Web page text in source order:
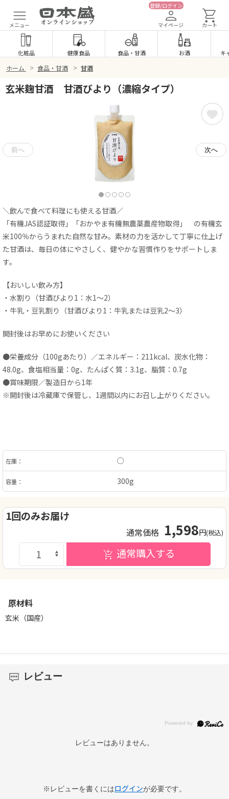
メニュー
登録/ログイン
マイページ カート
化粧品 健康食品 食品・ 甘酒 お酒 キ
ホーム > 食品・甘酒 > 甘酒
玄米麹甘酒 甘酒びより（濃縮タイプ）
＼飲んで食べて料理にも使える甘酒／
「有機JAS認証取得」「おかやま有機無農薬農産物取得」 の有機玄
米100％からうまれた自然な甘み。素材の力を活かして丁寧に仕上げ
た甘酒は、毎日の体にやさしく、健やかな習慣作りをサポートしま
す。
【おいしい飲み方】
・水割り（甘酒びより1：水1～2）
・牛乳・豆乳割り（甘酒びより1：牛乳または豆乳2～3）
開封後はお早めにお使いください
●栄養成分（100gあたり）／エネルギー：211kcal、炭水化物：
48.0g、食塩相当量：0g、たんぱく質：3.1g、脂質：0.7g
●賞味期限／製造日から1年
※開封後は冷蔵庫で保管し、1週間以内にお召し上がりください。
在庫： ○
容量： 300g
1回のみお届け
通常価格 1,598円(税込)
通常購入する
原材料
玄米（国産）
レビュー
レビューはありません。
※レビューを書くにはログインが必要です。